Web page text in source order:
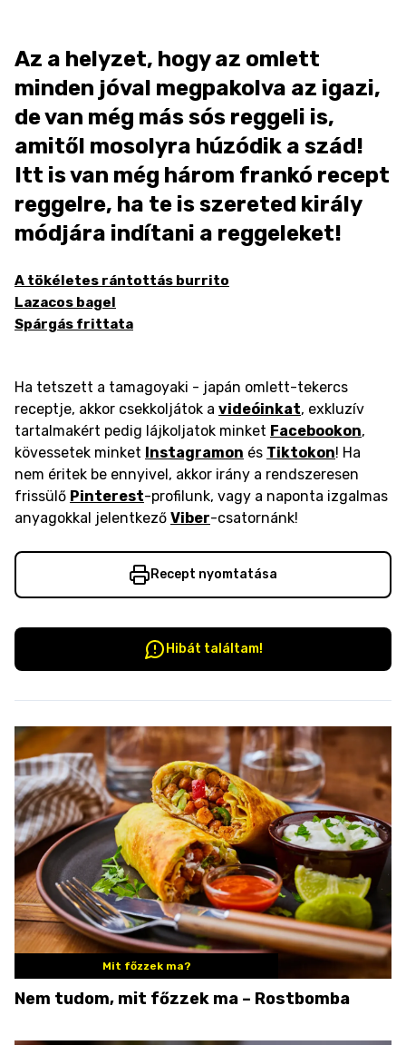
Az a helyzet, hogy az omlett
minden jóval megpakolva az igazi,
de van még más sós reggeli is,
amitől mosolyra húzódik a szád!
Itt is van még három frankó recept
reggelre, ha te is szereted király
módjára indítani a reggeleket!
A tökéletes rántottás burrito
Lazacos bagel
Spárgás frittata
Ha tetszett a tamagoyaki - japán omlett-tekercs
receptje, akkor csekkoljátok a videóinkat, exkluzív
tartalmakért pedig lájkoljatok minket Facebookon,
kövessetek minket Instagramon és Tiktokon! Ha
nem éritek be ennyivel, akkor irány a rendszeresen
frissülő Pinterest-profilunk, vagy a naponta izgalmas
anyagokkal jelentkező Viber-csatornánk!
Recept nyomtatása
Hibát találtam!
Mit főzzek ma?
Nem tudom, mit főzzek ma – Rostbomba